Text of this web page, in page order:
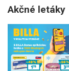
Akčné letáky